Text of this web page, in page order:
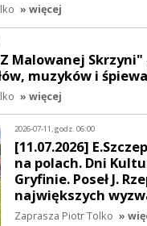
» więcej
Malowanej
muzyków i
» więcej
2026-07-11, godz. 06:00
[11.07.2026]
na polach. Dni
Gryfinie. Poseł J.
największych
Zaprasza Piotr Tolko »